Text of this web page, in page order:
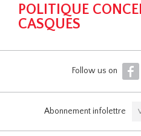
POLITIQUE
CASQUES
Follow us on F
Abonnement infolettre